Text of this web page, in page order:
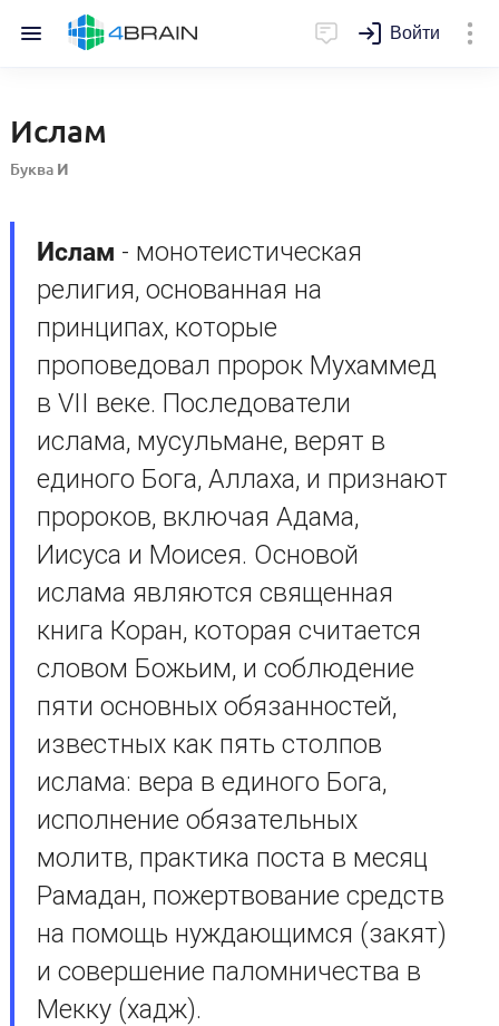
Войти
Ислам
Буква И
Ислам - монотеистическая
религия, основанная на
принципах, которые
проповедовал пророк Мухаммед
в VII веке. Последователи
ислама, мусульмане, верят в
единого Бога, Аллаха, и признают
пророков, включая Адама,
Иисуса и Моисея. Основой
ислама являются священная
книга Коран, которая считается
словом Божьим, и соблюдение
пяти основных обязанностей,
известных как пять столпов
ислама: вера в единого Бога,
исполнение обязательных
молитв, практика поста в месяц
Рамадан, пожертвование средств
на помощь нуждающимся (закят)
и совершение паломничества в
Мекку (хадж).